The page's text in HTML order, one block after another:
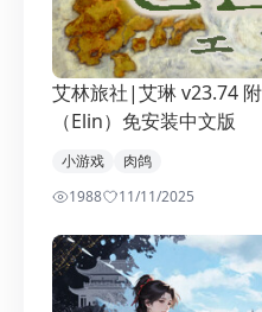
艾林旅社|艾琳 v23.74
（Elin）免安装中文版
小游戏
肉鸽
1988
11/11/2025